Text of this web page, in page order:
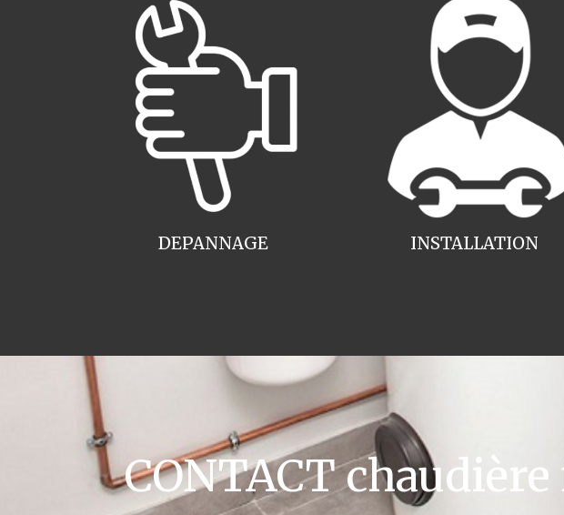
INSTALLATION
DEPANNAGE
CONTACT